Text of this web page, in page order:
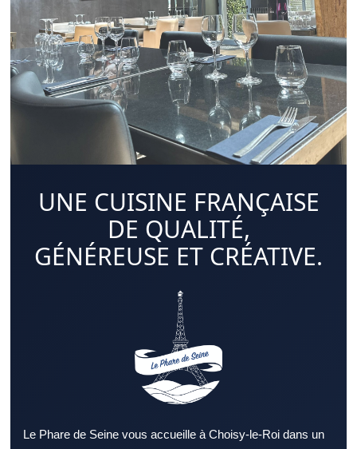
UNE CUISINE FRANÇAISE
DE QUALITÉ,
GÉNÉREUSE ET CRÉATIVE.
Le Phare de Seine vous accueille à Choisy-le-Roi dans un